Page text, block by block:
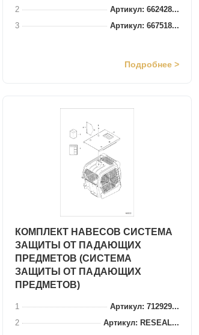
2
Артикул: 662428...
3
Артикул: 667518...
Подробнее >
КОМПЛЕКТ НАВЕСОВ СИСТЕМА
ЗАЩИТЫ ОТ ПАДАЮЩИХ
ПРЕДМЕТОВ (СИСТЕМА
ЗАЩИТЫ ОТ ПАДАЮЩИХ
ПРЕДМЕТОВ)
1
Артикул: 712929...
2
Артикул: RESEAL...